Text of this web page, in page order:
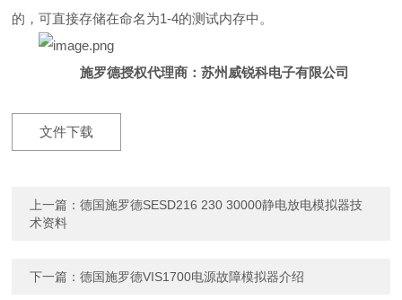
的，可直接存储在命名为1-4的测试内存中。
施罗德授权代理商：苏州威锐科电子有限公司
文件下载
上一篇：德国施罗德SESD216 230 30000静电放电模拟器技
术资料
下一篇：德国施罗德VIS1700电源故障模拟器介绍